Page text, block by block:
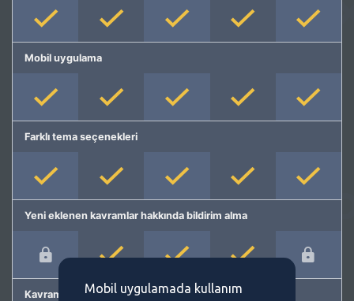
Mobil uygulama
Farklı tema seçenekleri
Yeni eklenen kavramlar hakkında bildirim alma
Kavram önermeMobil uygulamada kullanım